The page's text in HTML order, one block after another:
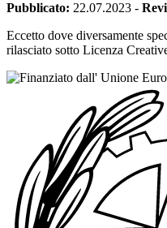
Pubblicato: 22.07.2023 -
Eccetto dove diversamente
rilasciato sotto Licenza